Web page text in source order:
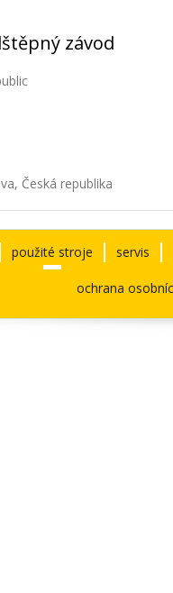
závod
Česká republika
použité stroje servis
ochrana